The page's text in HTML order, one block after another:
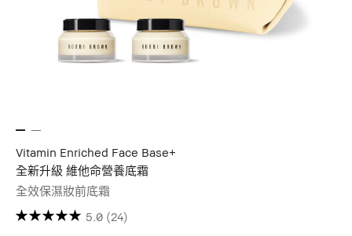
Vitamin Enriched Face Base+
全新升級 維他命營養底霜
全效保濕妝前底霜
5.0 (24)